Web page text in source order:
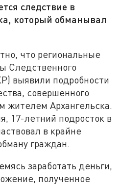
следствие в
который обманывал
что региональные
Следственного
выявили подробности
совершенного
жителем Архангельска.
17-летний подросток в
в крайне
граждан.
заработать деньги,
полученное